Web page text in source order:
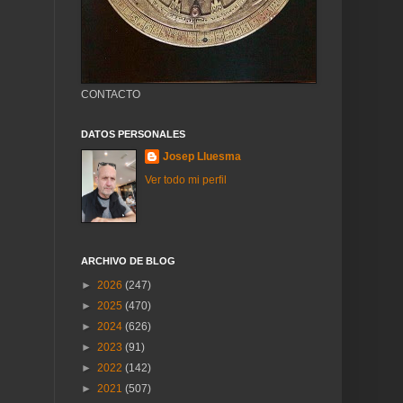
CONTACTO
DATOS PERSONALES
Josep Lluesma
Ver todo mi perfil
ARCHIVO DE BLOG
► 2026 (247)
► 2025 (470)
► 2024 (626)
► 2023 (91)
► 2022 (142)
► 2021 (507)